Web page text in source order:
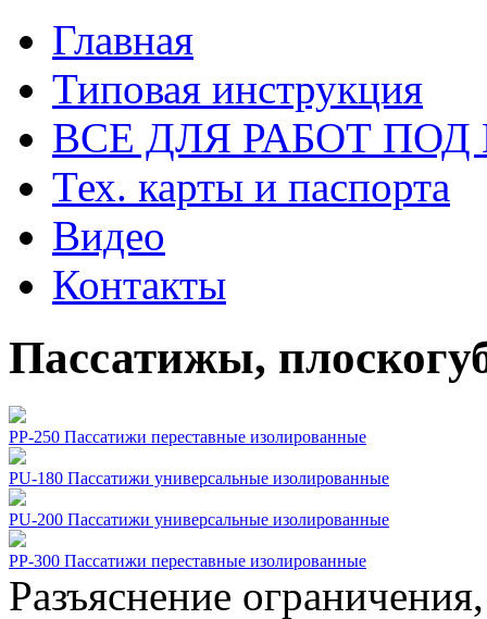
Главная
Типовая инструкция
ВСЕ ДЛЯ РАБОТ
Тех. карты и паспорта
Видео
Контакты
Пассатижы,
PP-250 Пассатижи переставные изолированные
PU-180 Пассатижи универсальные изолированные
PU-200 Пассатижи универсальные изолированные
РР-300 Пассатижи переставные изолированные
Разъяснение